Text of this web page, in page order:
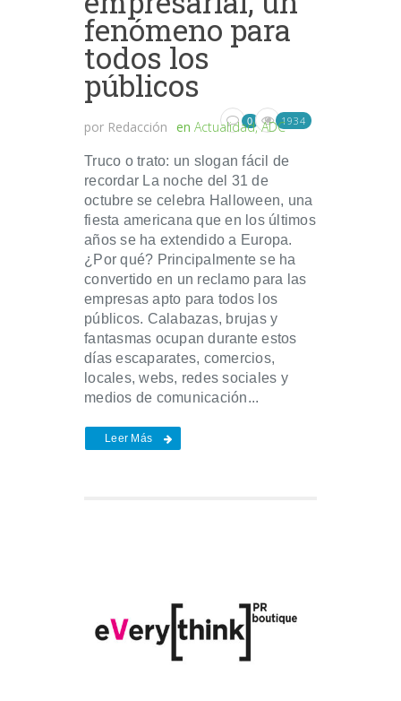
fenómeno para
todos los
públicos
por Redacción en Actualidad, ADC
0 1934
Truco o trato: un slogan fácil de
recordar La noche del 31 de
octubre se celebra Halloween, una
fiesta americana que en los últimos
años se ha extendido a Europa.
¿Por qué? Principalmente se ha
convertido en un reclamo para las
empresas apto para todos los
públicos. Calabazas, brujas y
fantasmas ocupan durante estos
días escaparates, comercios,
locales, webs, redes sociales y
medios de comunicación...
Leer Más